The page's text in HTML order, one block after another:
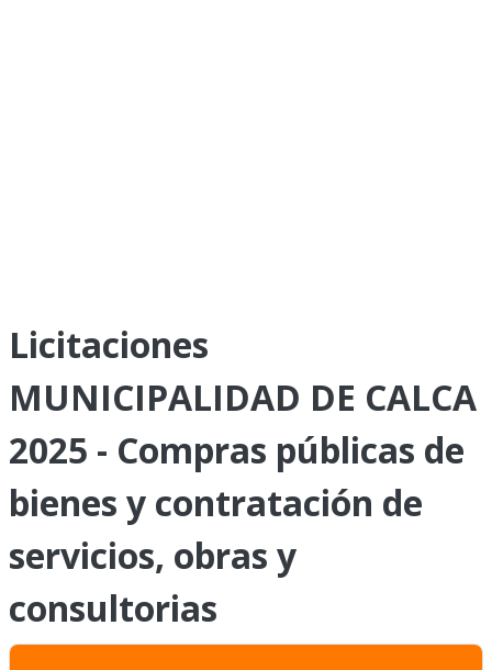
Licitaciones
MUNICIPALIDAD DE CALCA
2025 - Compras públicas de
bienes y contratación de
servicios, obras y
consultorias